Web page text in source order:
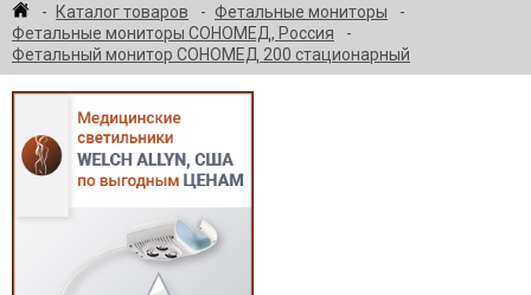
Каталог товаров
Фетальные мониторы
Фетальные мониторы СОНОМЕД, Россия
Фетальный монитор СОНОМЕД 200 стационарный